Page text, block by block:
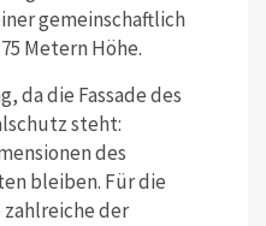
gemeinschaftlich
Metern Höhe.
da die Fassade des
steht:
des
bleiben. Für die
der